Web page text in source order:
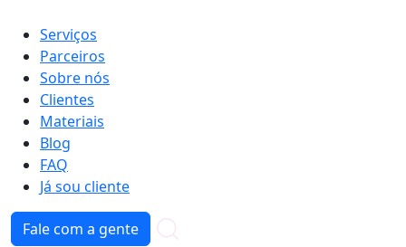
Serviços
Parceiros
Sobre nós
Clientes
Materiais
Blog
FAQ
Já sou cliente
Fale com a gente